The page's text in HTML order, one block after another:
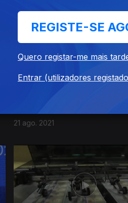
18 set. 2021
21 ago. 2021
REGISTE-SE
Quero registar-me mais
Entrar (utilizadores